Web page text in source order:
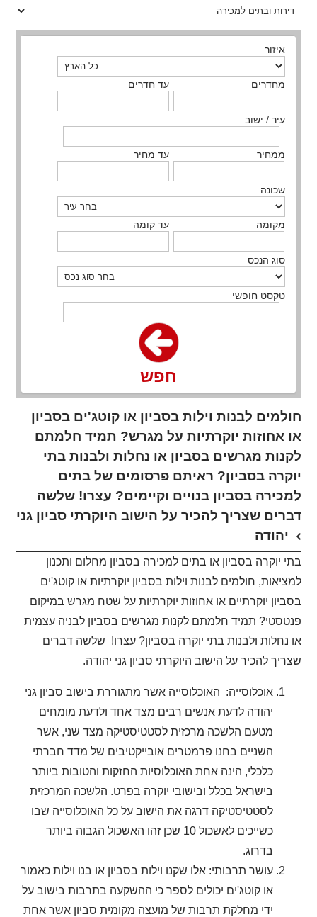
איזור
מחדרים עד חדרים
עיר / ישוב
ממחיר עד מחיר
שכונה
מקומה עד קומה
סוג הנכס
טקסט חופשי
חפש
חולמים לבנות וילות בסביון או קוטג'ים בסביון
או אחוזות יוקרתיות על מגרש? תמיד חלמתם
לקנות מגרשים בסביון או נחלות ולבנות בתי
יוקרה בסביון? ראיתם פרסומים של בתים
למכירה בסביון בנויים וקיימים? עצרו! שלשה
דברים שצריך להכיר על הישוב היוקרתי סביון גני
יהודה
בתי יוקרה בסביון או בתים למכירה בסביון מחלום ותכנון
למציאות, חולמים לבנות וילות בסביון יוקרתיות או קוטג'ים
בסביון יוקרתיים או אחוזות יוקרתיות על שטח מגרש במיקום
פנטסטי? תמיד חלמתם לקנות מגרשים בסביון לבניה עצמית
או נחלות ולבנות בתי יוקרה בסביון? עצרו! שלשה דברים
שצריך להכיר על הישוב היוקרתי סביון גני יהודה.
אוכלוסייה: האוכלוסייה אשר מתגוררת בישוב סביון גני
יהודה לדעת אנשים רבים מצד אחד ולדעת מומחים
מטעם הלשכה מרכזית לסטטיסטיקה מצד שני, אשר
השניים בחנו פרמטרים אובייקטיבים של מדד חברתי
כלכלי, הינה אחת האוכלוסיות החזקות והטובות ביותר
בישראל בכלל ובישובי יוקרה בפרט. הלשכה המרכזית
לסטטיסטיקה דרגה את הישוב על כל האוכלוסייה שבו
כשייכים לאשכול 10 שכן זהו האשכול הגבוה ביותר
בדרוג.
עושר תרבותי: אלו שקנו וילות בסביון או בנו וילות כאמור
או קוטג'ים יכולים לספר כי ההשקעה בתרבות בישוב על
ידי מחלקת תרבות של מועצה מקומית סביון אשר אחת